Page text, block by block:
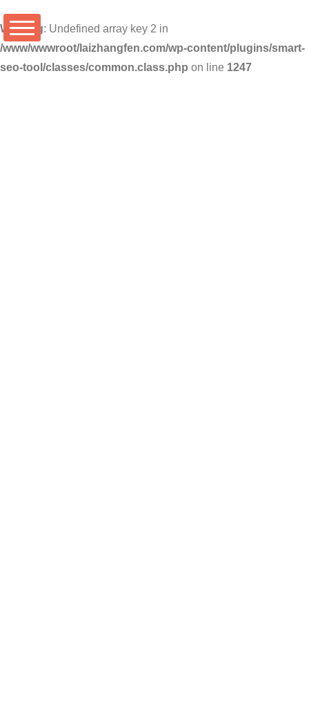
Warning: Undefined array key 2 in
/www/wwwroot/laizhangfen.com/wp-content/plugins/smart-
seo-tool/classes/common.class.php on line 1247